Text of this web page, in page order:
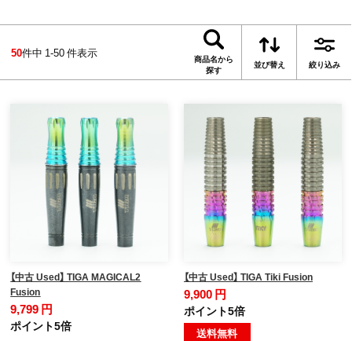
50件中 1-50 件表示
商品名から
探す
並び替え 絞り込み
【中古 Used】 TIGA MAGICAL2
Fusion
9,799 円
ポイント5倍
【中古 Used】 TIGA Tiki Fusion
9,900 円
ポイント5倍
送料無料